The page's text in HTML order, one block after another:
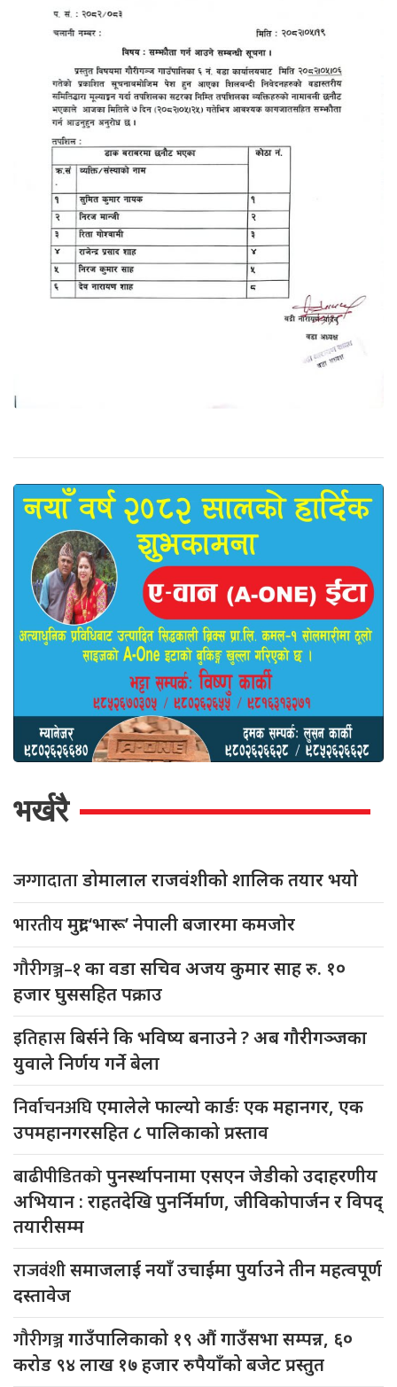
भर्खरै
जग्गादाताडोमालाल राजवंशीको शालिक तयार भयो
भारतीयमुद्रा ‘भारू’ नेपाली बजारमा कमजाेर
गौरीगञ्ज–१का वडा सचिव अजय कुमार साह रु. १०
हजार घुससहित पक्राउ
इतिहासबिर्सने कि भविष्य बनाउने ? अब गौरीगञ्जका
युवाले निर्णय गर्ने बेला
निर्वाचनअघिएमालेले फाल्यो कार्डः एक महानगर, एक
उपमहानगरसहित ८ पालिकाको प्रस्ताव
बाढीपीडितकोपुनर्स्थापनामा एसएन जेडीको उदाहरणीय
अभियान : राहतदेखि पुनर्निर्माण, जीविकोपार्जन र विपद्
तयारीसम्म
राजवंशीसमाजलाई नयाँ उचाईमा पुर्याउने तीन महत्वपूर्ण
दस्तावेज
गौरीगञ्जगाउँपालिकाको १९ औं गाउँसभा सम्पन्न, ६०
करोड ९४ लाख १७ हजार रुपैयाँको बजेट प्रस्तुत